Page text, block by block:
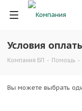
Условия
Компания БП - Помощь -
Вы можете выбрать